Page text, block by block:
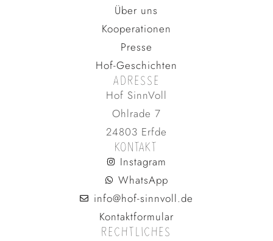
ADRESSE
Hof SinnVoll
Ohlrade 7
24803 Erfde
Über uns
Kooperationen
Presse
Hof-Geschichten
KONTAKT
Instagram
WhatsApp
info@hof-sinnvoll.de
Kontaktformular
RECHTLICHES